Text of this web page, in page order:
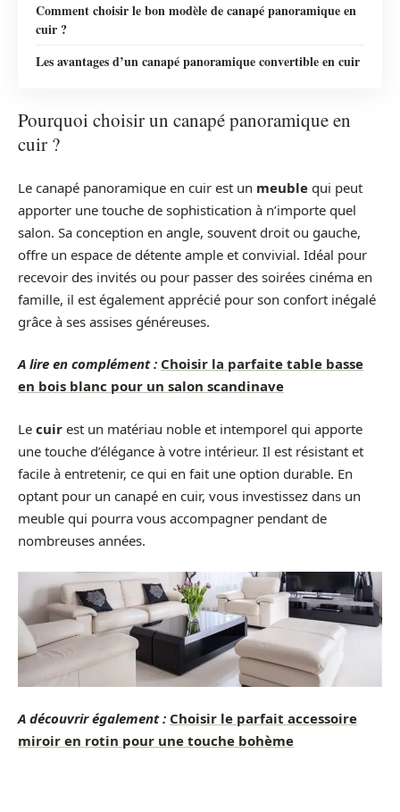
Comment choisir le bon modèle de canapé panoramique en
cuir ?
Les avantages d’un canapé panoramique convertible en cuir
Pourquoi choisir un canapé panoramique en
cuir ?
Le canapé panoramique en cuir est un meuble qui peut
apporter une touche de sophistication à n’importe quel
salon. Sa conception en angle, souvent droit ou gauche,
offre un espace de détente ample et convivial. Idéal pour
recevoir des invités ou pour passer des soirées cinéma en
famille, il est également apprécié pour son confort inégalé
grâce à ses assises généreuses.
A lire en complément : Choisir la parfaite table basse
en bois blanc pour un salon scandinave
Le cuir est un matériau noble et intemporel qui apporte
une touche d’élégance à votre intérieur. Il est résistant et
facile à entretenir, ce qui en fait une option durable. En
optant pour un canapé en cuir, vous investissez dans un
meuble qui pourra vous accompagner pendant de
nombreuses années.
A découvrir également : Choisir le parfait accessoire
miroir en rotin pour une touche bohème